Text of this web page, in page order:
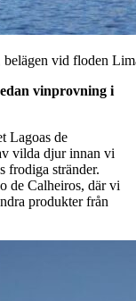
vid floden
vinprovning i
Lagoas de
vilda djur innan vi
frodiga stränder.
de Calheiros, där vi
produkter från